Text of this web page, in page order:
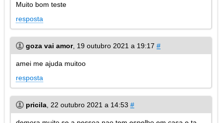
Muito bom teste
resposta
goza vai amor, 19 outubro 2021 a 19:17 #
amei me ajuda muitoo
resposta
pricila 22 outubro 2021 a 14:53 #